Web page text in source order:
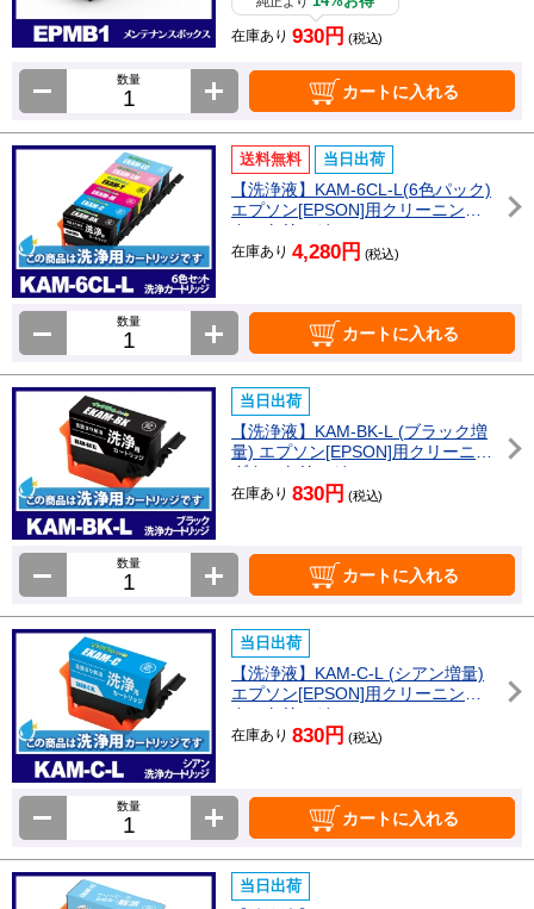
在庫あり 930円 (税込)
数量
カートに入れる
送料無料 当日出荷
【洗浄液】KAM-6CL-L(6色パック)
エプソン[EPSON]用クリーニング
カートリッジ
在庫あり 4,280円 (税込)
数量
カートに入れる
当日出荷
【洗浄液】KAM-BK-L (ブラック増
量) エプソン[EPSON]用クリーニン
グカートリッジ
在庫あり 830円 (税込)
数量
カートに入れる
当日出荷
【洗浄液】KAM-C-L (シアン増量)
エプソン[EPSON]用クリーニング
カートリッジ
在庫あり 830円 (税込)
数量
カートに入れる
当日出荷